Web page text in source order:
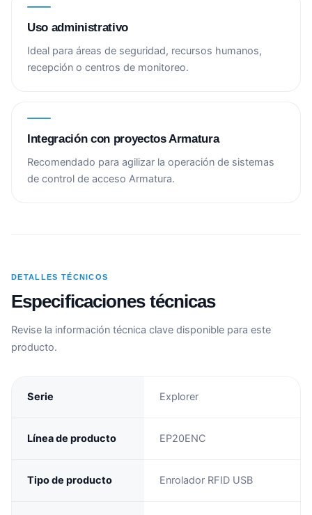
Uso administrativo
Ideal para áreas de seguridad, recursos humanos,
recepción o centros de monitoreo.
Integración con proyectos Armatura
Recomendado para agilizar la operación de sistemas
de control de acceso Armatura.
DETALLES TÉCNICOS
Especificaciones técnicas
Revise la información técnica clave disponible para este
producto.
Serie Explorer
Línea de producto EP20ENC
Tipo de producto Enrolador RFID USB